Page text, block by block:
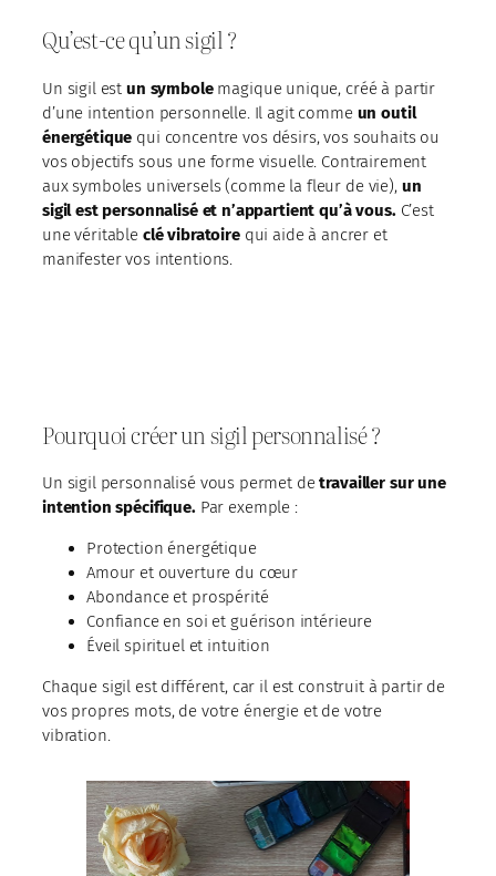
Qu’est-ce qu’un sigil ?
Un sigil est un symbole magique unique, créé à partir
d’une intention personnelle. Il agit comme un outil
énergétique qui concentre vos désirs, vos souhaits ou
vos objectifs sous une forme visuelle. Contrairement
aux symboles universels (comme la fleur de vie), un
sigil est personnalisé et n’appartient qu’à vous. C’est
une véritable clé vibratoirequi aide à ancrer et
manifester vos intentions.
Pourquoi créer un sigil personnalisé ?
Un sigil personnalisé vous permet detravailler sur une
intention spécifique.Par exemple :
Protection énergétique
Amour et ouverture du cœur
Abondance et prospérité
Confiance en soi et guérison intérieure
Éveil spirituel et intuition
Chaque sigil est différent, car il est construit à partir de
vos propres mots, de votre énergie et de votre
vibration.